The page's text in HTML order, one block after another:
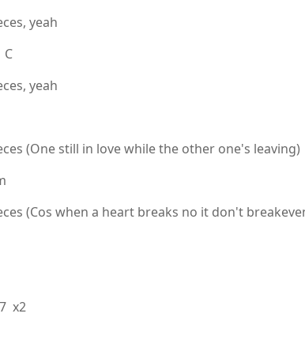
yeah
yeah
(One still in love while the other one's leaving)
(Cos when a heart breaks no it don't
x2